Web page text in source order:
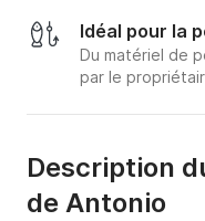
Idéal pour la
Du matériel de
par le
Description
de Antonio